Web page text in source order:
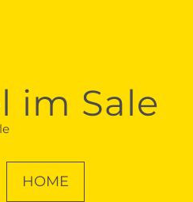
im Sale
HOME